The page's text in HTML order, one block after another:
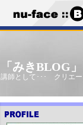
「みきBLOG
講師として･･･ クリエー